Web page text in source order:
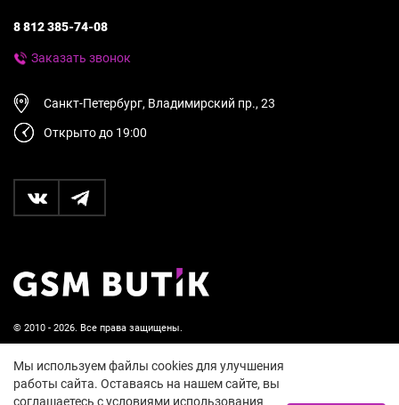
© 2010 - 2026. Все права защищены.
Пользовательское соглашение и политика
конфиденциальности
8 812 385-74-08
Заказать звонок
Санкт-Петербург, Владимирский пр., 23
Открыто до 19:00
Мы используем файлы cookies для улучшения
работы сайта. Оставаясь на нашем сайте, вы
соглашаетесь с условиями использования